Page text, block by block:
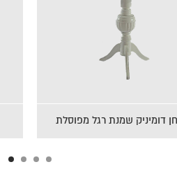
טבעי קוטר 110 רגל מפוסלת